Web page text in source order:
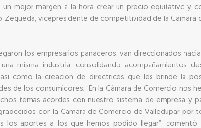
mejor margen a la hora crear un precio equitativo y
Zequeda, vicepresidente de competitividad de la Cámara
los empresarios panaderos, van direccionados
misma industria, consolidando acompañamientos
como la creación de directrices que les brinde la
de los consumidores: “En la Cámara de Comercio nos
temas acordes con nuestro sistema de empresa y
con la Cámara de Comercio de Valledupar por
aportes a los que hemos podido llegar”, comentó